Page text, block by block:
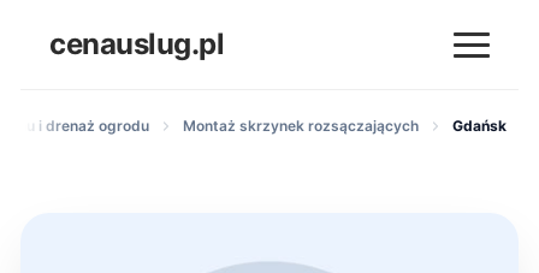
cenauslug.pl
i drenaż ogrodu Montaż skrzynek rozsączających Gdańsk